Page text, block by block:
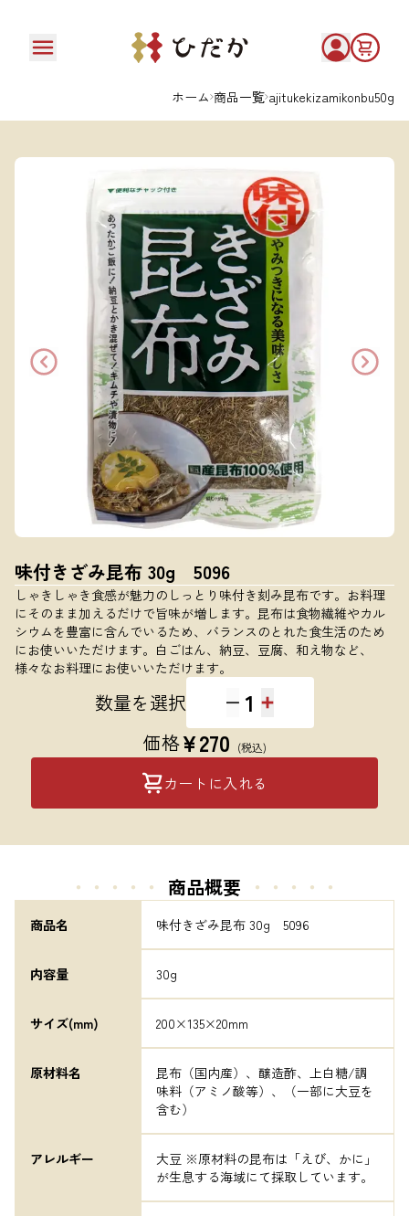
ホーム 商品一覧 ajitukekizamikonbu50g
味付きざみ昆布 30g 5096
しゃきしゃき食感が魅力のしっとり味付き刻み昆布です。お料理
にそのまま加えるだけで旨味が増します。昆布は食物繊維やカル
シウムを豊富に含んでいるため、バランスのとれた食生活のため
にお使いいただけます。白ごはん、納豆、豆腐、和え物など、
様々なお料理にお使いいただけます。
数量を選択 1
価格¥270 (税込)
カートに入れる
・・・・・ 商品概要 ・・・・・
商品名 味付きざみ昆布 30g　5096
内容量 30g
サイズ(mm) 200×135×20mm
原材料名
昆布（国内産）、醸造酢、上白糖/調
味料（アミノ酸等）、（一部に大豆を
含む）
アレルギー
大豆 ※原材料の昆布は「えび、かに」
が生息する海域にて採取しています。